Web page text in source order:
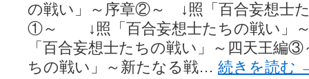
の戦い」～序章②～ ↓照「百合妄想士
①～ ↓照「百合妄想士たちの戦い
「百合妄想士たちの戦い」～四天王編
ちの戦い」～新たなる戦… 続きを読む